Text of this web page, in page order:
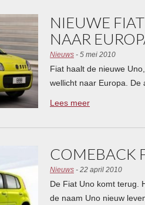
NIEUWE
NAAR
Nieuws - 5 mei 2010
Fiat haalt de nieuwe
wellicht naar Europa. De
Lees meer
COMEBACK
Nieuws - 22 april 2010
De Fiat Uno komt terug.
de naam Uno nieuw